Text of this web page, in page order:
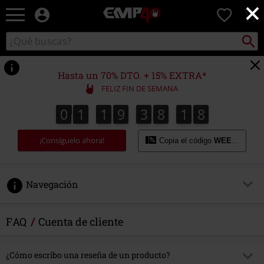
×
EMP
Música,
TV
&
Gaming
Merch
Ropa
Alternativa
0
Buscar
en
el
catálogo
Buscar
Hasta un 70% DTO. + 15% EXTRA*
FELIZ FIN DE SEMANA
0
0 1
1 1
1 9
9 3
3 8
8 1
2
1 7
8
7
9
8
¡Consíguelo ahora! Copia el código WEEKEND
Navegación
FAQ Cuenta de cliente
¿Cómo escribo una reseña de un producto?